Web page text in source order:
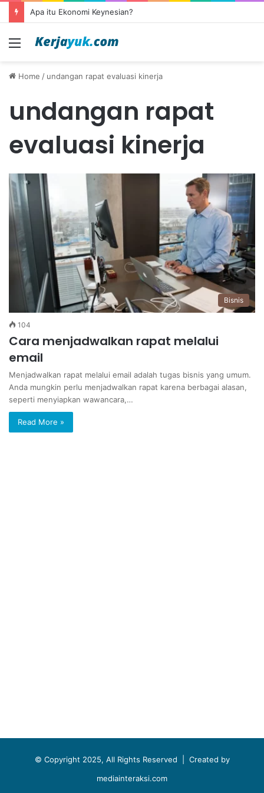
Apa itu Ekonomi Keynesian?
Menu
Home / undangan rapat evaluasi kinerja
undangan rapat
evaluasi kinerja
Bisnis
104
Cara menjadwalkan rapat melalui
email
Menjadwalkan rapat melalui email adalah tugas bisnis yang umum.
Anda mungkin perlu menjadwalkan rapat karena berbagai alasan,
seperti menyiapkan wawancara,…
Read More »
© Copyright 2025, All Rights Reserved | Created by
mediainteraksi.com